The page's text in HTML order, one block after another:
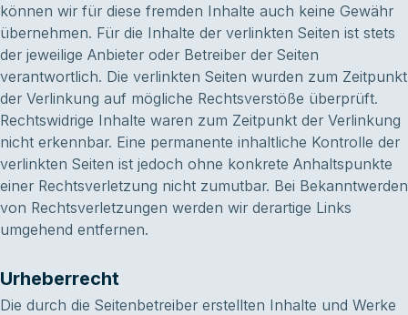
können wir für diese fremden Inhalte auch keine Gewähr
übernehmen. Für die Inhalte der verlinkten Seiten ist stets
der jeweilige Anbieter oder Betreiber der Seiten
verantwortlich. Die verlinkten Seiten wurden zum Zeitpunkt
der Verlinkung auf mögliche Rechtsverstöße überprüft.
Rechtswidrige Inhalte waren zum Zeitpunkt der Verlinkung
nicht erkennbar. Eine permanente inhaltliche Kontrolle der
verlinkten Seiten ist jedoch ohne konkrete Anhaltspunkte
einer Rechtsverletzung nicht zumutbar. Bei Bekanntwerden
von Rechtsverletzungen werden wir derartige Links
umgehend entfernen.
Urheberrecht
Die durch die Seitenbetreiber erstellten Inhalte und Werke